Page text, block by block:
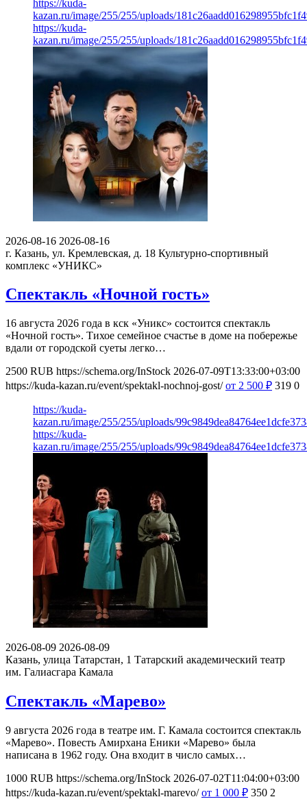
https://kuda-
kazan.ru/image/255/255/uploads/
https://kuda-
kazan.ru/image/255/255/uploads/
2026-08-16 2026-08-16
г. Казань, ул. Кремлевская, д. 18 Культурно-спортивный
комплекс «УНИКС»
Спектакль «Ночной гость»
16 августа 2026 года в кск «Уникс» состоится спектакль
«Ночной гость». Тихое семейное счастье в доме на побережье
вдали от городской суеты легко…
2500 RUB https://schema.org/InStock 2026-07-09T13:33:00+03:00
https://kuda-kazan.ru/event/spektakl-nochnoj-gost/ от 2 500 ₽ 319 0
https://kuda-
kazan.ru/image/255/255/uploads/
https://kuda-
kazan.ru/image/255/255/uploads/
2026-08-09 2026-08-09
Казань, улица Татарстан, 1 Татарский академический театр
им. Галиасгара Камала
Спектакль «Марево»
9 августа 2026 года в театре им. Г. Камала состоится спектакль
«Марево». Повесть Амирхана Еники «Марево» была
написана в 1962 году. Она входит в число самых…
1000 RUB https://schema.org/InStock 2026-07-02T11:04:00+03:00
https://kuda-kazan.ru/event/spektakl-marevo/ от 1 000 ₽ 350 2